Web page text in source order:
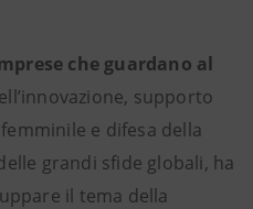
che guardano al
supporto
e difesa della
grandi sfide globali, ha
il tema della